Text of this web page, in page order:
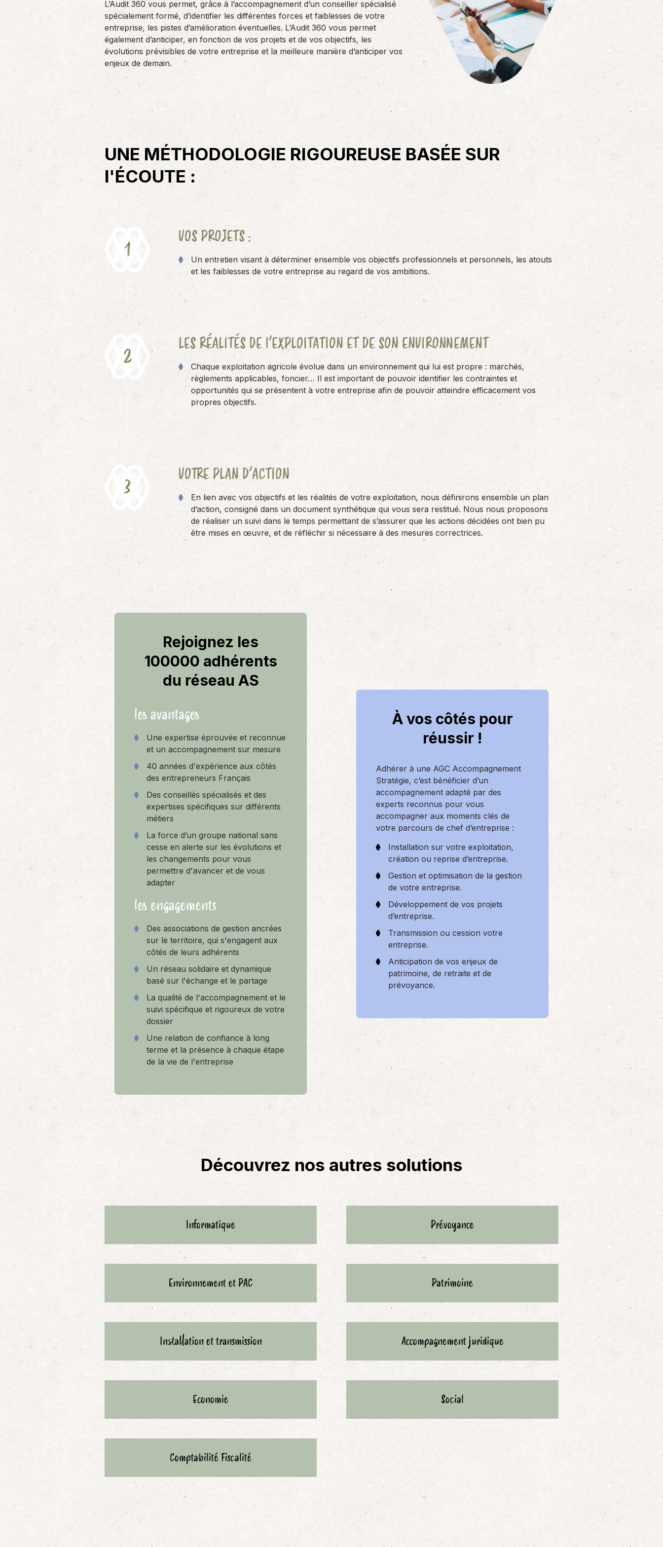
Quelle que soit l’importance de votre
patrimoine, il est important de pouvoir
étudier l’ensemble de…
Prévoyance et retraite
Les retraites de demain se préparent
dès aujourd’hui, de même que
l’anticipation…
Informatique
En partenariat avec Isagri, AS Cefiga
vous conseille sur les solutions
informatiques les mieux…
L’Audit 360 vous permet, grâce à l’accompagnement d’un conseiller spécialisé
spécialement formé, d’identifier les différentes forces et faiblesses de votre
entreprise, les pistes d’amélioration éventuelles. L’Audit 360 vous permet
également d’anticiper, en fonction de vos projets et de vos objectifs, les
évolutions prévisibles de votre entreprise et la meilleure manière d’anticiper vos
enjeux de demain.
UNE MÉTHODOLOGIE RIGOUREUSE BASÉE SUR
l'ÉCOUTE :
VOS PROJETS :
Un entretien visant à déterminer ensemble vos objectifs professionnels et personnels, les atouts
et les faiblesses de votre entreprise au regard de vos ambitions.
LES RÉALITÉS DE l’EXPLOITATION ET DE SON ENVIRONNEMENT
Chaque exploitation agricole évolue dans un environnement qui lui est propre : marchés,
règlements applicables, foncier… Il est important de pouvoir identifier les contraintes et
opportunités qui se présentent à votre entreprise afin de pouvoir atteindre efficacement vos
propres objectifs.
VOTREPLAN D’ACTION
En lien avec vos objectifs et les réalités de votre exploitation, nous définirons ensemble un plan
d’action, consigné dans un document synthétique qui vous sera restitué. Nous nous proposons
de réaliser un suivi dans le temps permettant de s’assurer que les actions décidées ont bien pu
être mises en œuvre, et de réfléchir si nécessaire à des mesures correctrices.
Rejoignez les
100000 adhérents
du réseau AS
les avantages
Une expertise éprouvée et reconnue
et un accompagnement sur mesure
40 années d'expérience aux côtés
des entrepreneurs Français
Des conseillés spécialisés et des
expertises spécifiques sur différents
métiers
La force d’un groupe national sans
cesse en alerte sur les évolutions et
les changements pour vous
permettre d'avancer et de vous
adapter
les engagements
Des associations de gestion ancrées
sur le territoire, qui s'engagent aux
côtés de leurs adhérents
Un réseau solidaire et dynamique
basé sur l'échange et le partage
La qualité de l'accompagnement et le
suivi spécifique et rigoureux de votre
dossier
Une relation de confiance à long
terme et la présence à chaque étape
de la vie de l'entreprise
À vos côtés pour
réussir !
Adhérer à une AGC Accompagnement
Stratégie, c’est bénéficier d’un
accompagnement adapté par des
experts reconnus pour vous
accompagner aux moments clés de
votre parcours de chef d’entreprise :
Installation sur votre exploitation,
création ou reprise d’entreprise.
Gestion et optimisation de la gestion
de votre entreprise.
Développement de vos projets
d’entreprise.
Transmission ou cession votre
entreprise.
Anticipation de vos enjeux de
patrimoine, de retraite et de
prévoyance.
Découvrez nos autres solutions
Informatique Prévoyance
Environnement et PAC Patrimoine
Installation et transmission Accompagnement juridique
Economie Social
Comptabilité Fiscalité